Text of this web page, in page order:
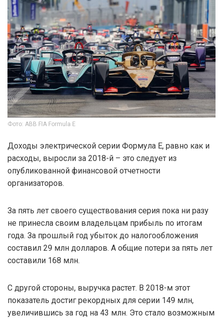
Фото: ABB FIA Formula E
Доходы электрической серии Формула E, равно как и
расходы, выросли за 2018-й – это следует из
опубликованной финансовой отчетности
организаторов.
За пять лет своего существования серия пока ни разу
не принесла своим владельцам прибыль по итогам
года. За прошлый год убыток до налогообложения
составил 29 млн долларов. А общие потери за пять лет
составили 168 млн.
С другой стороны, выручка растет. В 2018-м этот
показатель достиг рекордных для серии 149 млн,
увеличившись за год на 43 млн. Это стало возможным